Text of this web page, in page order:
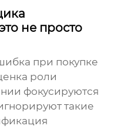
не просто
при покупке
роли
фокусируются
такие